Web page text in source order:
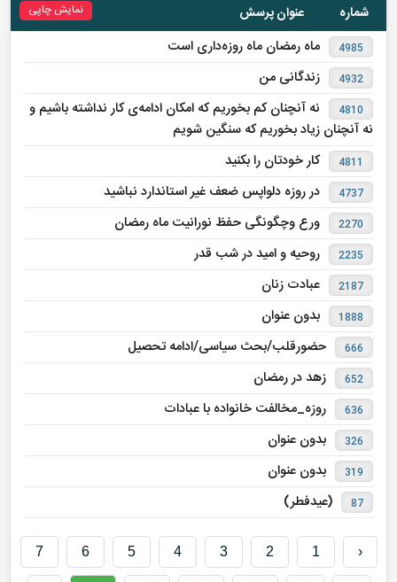
نمایش چاپی شماره عنوان پرسش
4985 ماه رمضان ماه روزه‌داری است
4932 زندگانی من
4810
نه آنچنان کم بخوریم که امکان ادامه‌ی کار نداشته باشیم و
نه آنچنان زیاد بخوریم که سنگین شویم
4811 کار خودتان را بکنید
4737 در روزه دلواپس ضعف غیر استاندارد نباشید
2270 ورع وچگونگی حفظ نورانیت ماه رمضان
2235 روحیه و امید در شب قدر
2187 عبادت زنان
1888 بدون عنوان
666 حضورقلب/بحث سیاسی/ادامه تحصیل
652 زهد در رمضان
636 روزه_مخالفت خانواده با عبادات
326 بدون عنوان
319 بدون عنوان
87 (عیدفطر)
‹
1
2
3
4
5
6
7